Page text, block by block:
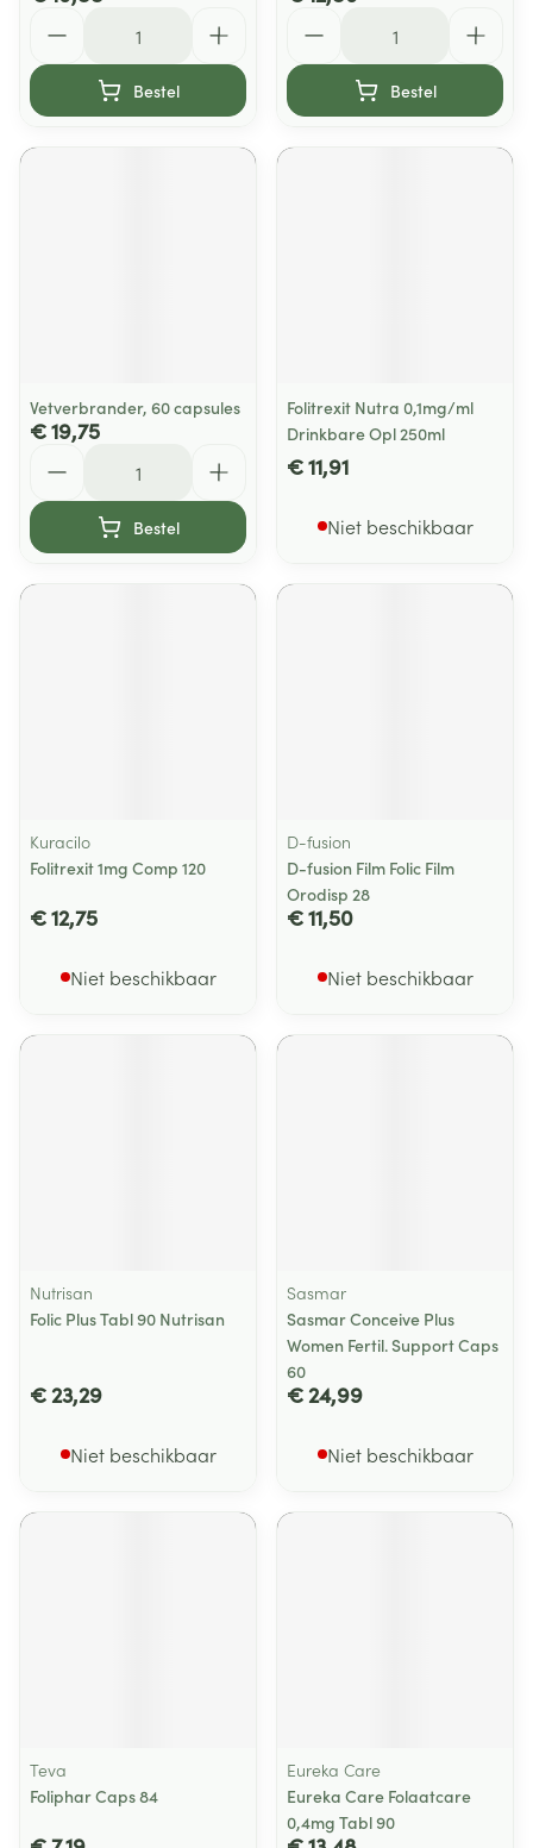
Bestel Bestel
Vetverbrander, 60 capsules
€ 19,75
Bestel
Folitrexit Nutra 0,1mg/ml
Drinkbare Opl 250ml
€ 11,91
Niet beschikbaar
Kuracilo
Folitrexit 1mg Comp 120
€ 12,75
Niet beschikbaar
D-fusion
D-fusion Film Folic Film
Orodisp 28
€ 11,50
Niet beschikbaar
Nutrisan
Folic Plus Tabl 90 Nutrisan
€ 23,29
Niet beschikbaar
Sasmar
Sasmar Conceive Plus
Women Fertil. Support Caps
60
€ 24,99
Niet beschikbaar
Teva
Foliphar Caps 84
Eureka Care
Eureka Care Folaatcare
0,4mg Tabl 90